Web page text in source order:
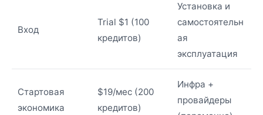
Вход
Trial $1 (100
кредитов)
Установка и
самостоятельн
ая
эксплуатация
Стартовая
экономика
$19/мес (200
кредитов)
Инфра +
провайдеры